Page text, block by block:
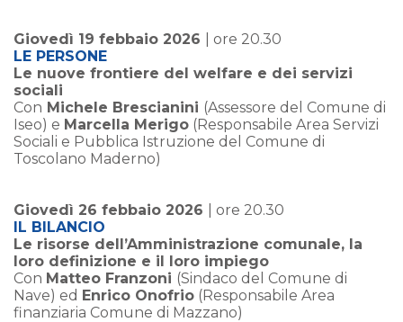
Giovedì 19 febbaio 2026
| ore 20.30
LE PERSONE
Le nuove frontiere del welfare e dei servizi
sociali
Con Michele Brescianini (Assessore del Comune di
Iseo) e Marcella Merigo (Responsabile Area Servizi
Sociali e Pubblica Istruzione del Comune di
Toscolano Maderno)
Giovedì 26 febbaio 2026
| ore 20.30
IL BILANCIO
Le risorse dell’Amministrazione comunale, la
loro definizione e il loro impiego
Con Matteo Franzoni (Sindaco del Comune di
Nave) ed Enrico Onofrio (Responsabile Area
finanziaria Comune di Mazzano)